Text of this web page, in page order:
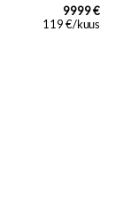
9999 €
119 €/kuus